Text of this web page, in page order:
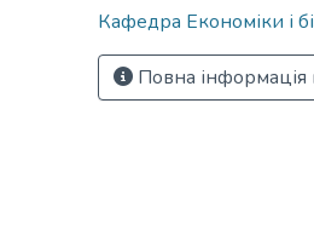
Кафедра Економіки і
Повна